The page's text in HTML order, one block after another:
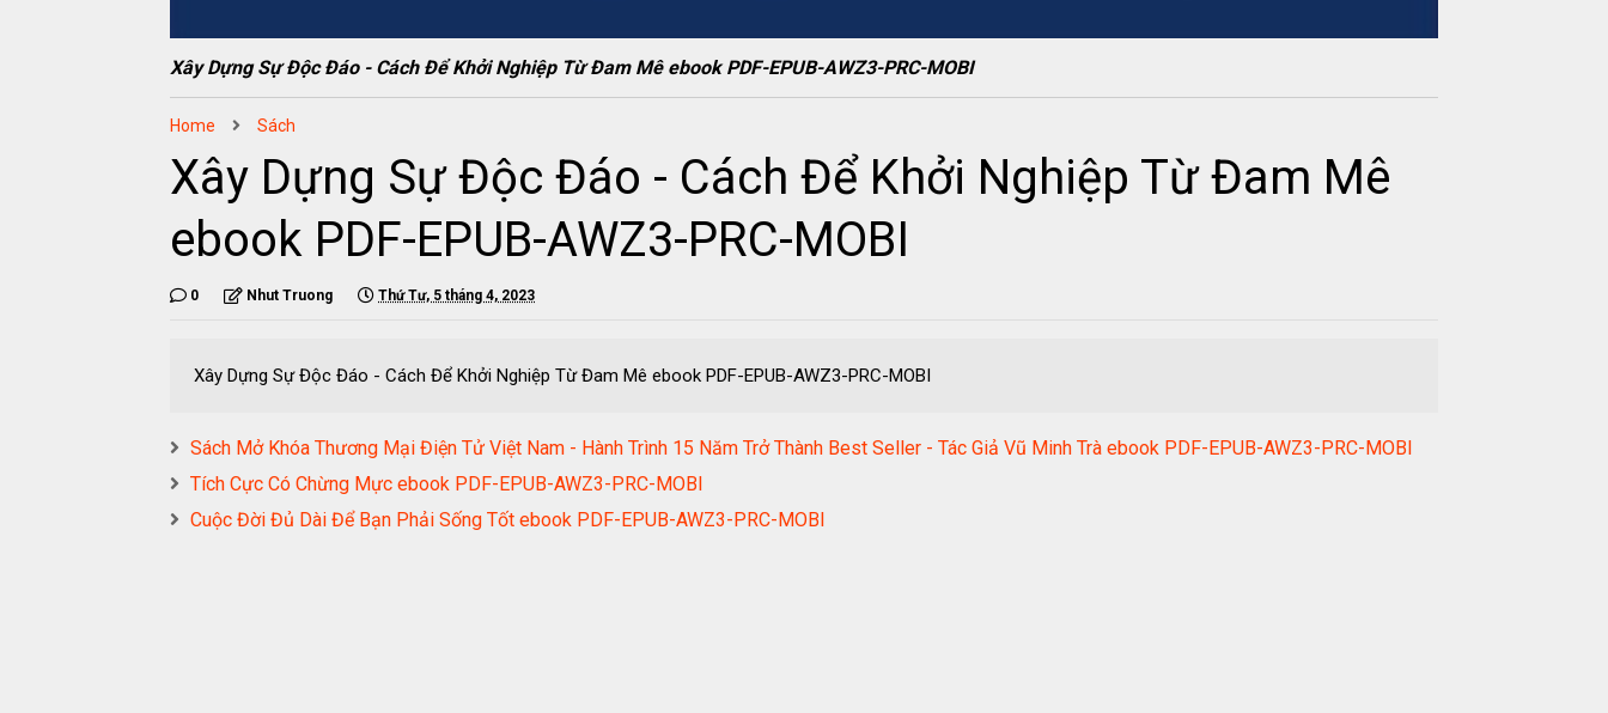
Xây Dựng Sự Độc Đáo - Cách Để Khởi Nghiệp Từ Đam Mê ebook PDF-EPUB-AWZ3-PRC-MOBI
Home Sách
Xây Dựng Sự Độc Đáo - Cách Để Khởi Nghiệp Từ Đam Mê
ebook PDF-EPUB-AWZ3-PRC-MOBI
0 Nhut Truong Thứ Tư, 5 tháng 4, 2023
Xây Dựng Sự Độc Đáo - Cách Để Khởi Nghiệp Từ Đam Mê ebook PDF-EPUB-AWZ3-PRC-MOBI
Sách Mở Khóa Thương Mại Điện Tử Việt Nam - Hành Trình 15 Năm Trở Thành Best Seller - Tác Giả Vũ Minh Trà ebook PDF-EPUB-AWZ3-PRC-MOBI
Tích Cực Có Chừng Mực ebook PDF-EPUB-AWZ3-PRC-MOBI
Cuộc Đời Đủ Dài Để Bạn Phải Sống Tốt ebook PDF-EPUB-AWZ3-PRC-MOBI